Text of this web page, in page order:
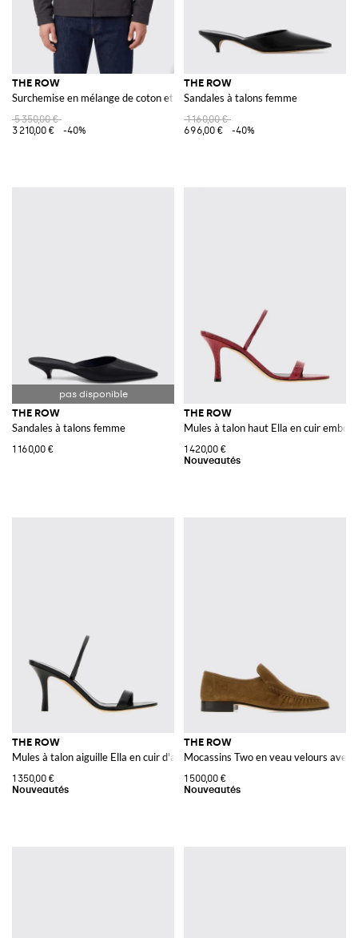
THE ROW
Surchemise en mélange de coton et cachemire avec fermeture zippée
5 350,00 €
3 210,00 €
-40%
THE ROW
Sandales à talons femme
1 160,00 €
696,00 €
-40%
THE ROW
Sandales à talons femme
1 160,00 €
THE ROW
Mules à talon haut Ella en cuir
1 420,00 €
THE ROW
Mules à talon aiguille Ella en cuir d'agneau à bout ouvert
1 350,00 €
THE ROW
Mocassins Two en veau velours avec
1 500,00 €